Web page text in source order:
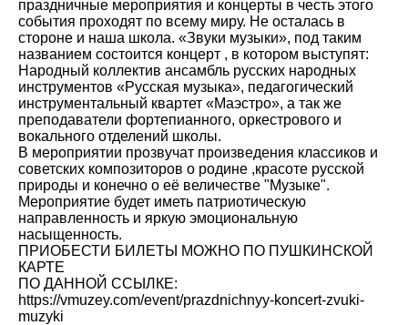
праздничные мероприятия и концерты в честь этого
события проходят по всему миру. Не осталась в
стороне и наша школа. «Звуки музыки», под таким
названием состоится концерт , в котором выступят:
Народный коллектив ансамбль русских народных
инструментов «Русская музыка», педагогический
инструментальный квартет «Маэстро», а так же
преподаватели фортепианного, оркестрового и
вокального отделений школы.
В мероприятии прозвучат произведения классиков и
советских композиторов о родине ,красоте русской
природы и конечно о её величестве "Музыке".
Мероприятие будет иметь патриотическую
направленность и яркую эмоциональную
насыщенность.
ПРИОБЕСТИ БИЛЕТЫ МОЖНО ПО ПУШКИНСКОЙ
КАРТЕ
ПО ДАННОЙ ССЫЛКЕ:
https://vmuzey.com/event/prazdnichnyy-koncert-zvuki-
muzyki